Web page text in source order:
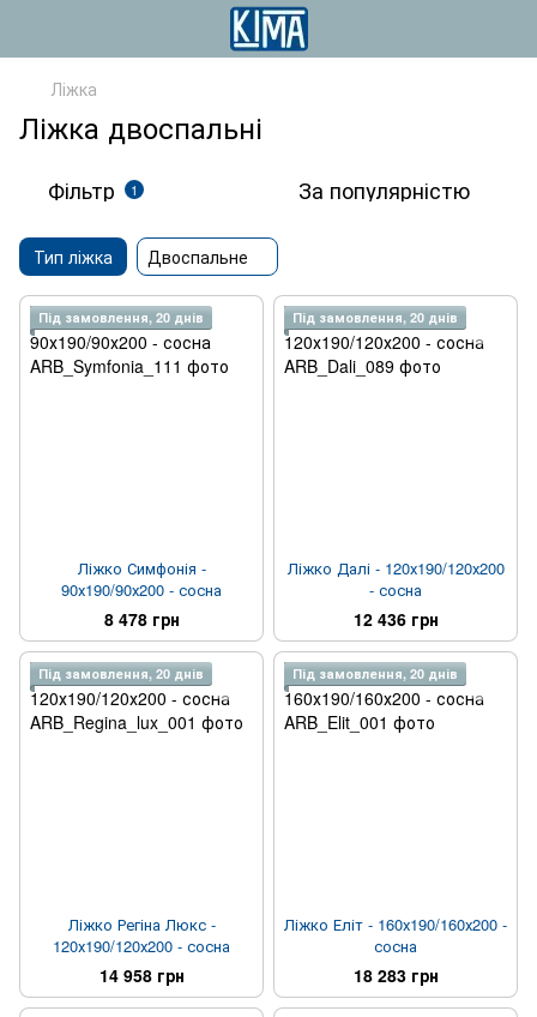
Ліжка
Ліжка двоспальні
Фільтр 1 За популярністю
Тип ліжка Двоспальне
Під замовлення, 20 днів
Ліжко Симфонія -
90х190/90х200 - сосна
8 478 грн
Під замовлення, 20 днів
Ліжко Далі - 120х190/120х200
- сосна
12 436 грн
Під замовлення, 20 днів
Ліжко Регіна Люкс -
120х190/120х200 - сосна
14 958 грн
Під замовлення, 20 днів
Ліжко Еліт - 160х190/160х200 -
сосна
18 283 грн